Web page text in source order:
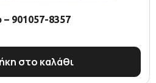
901057-8357
στο καλάθι